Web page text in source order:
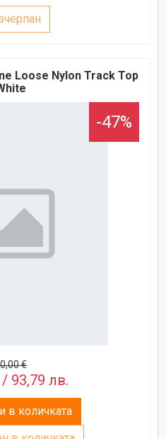
Loose Nylon Track Top
-47%
€
93,79 лв.
в количката